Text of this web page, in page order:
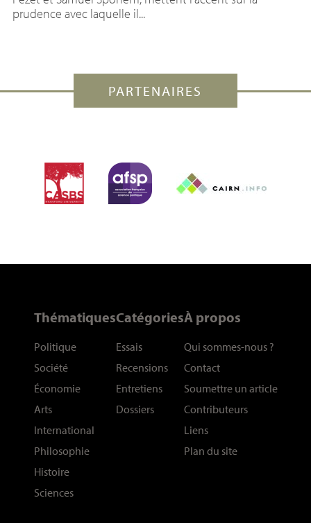
prudence avec laquelle il...
PARTENAIRES
Thématiques
Politique
Société
Économie
Arts
International
Philosophie
Histoire
Sciences
Catégories
Essais
Recensions
Entretiens
Dossiers
À propos
Qui sommes-nous ?
Contact
Soumettre un article
Contributeurs
Liens
Plan du site